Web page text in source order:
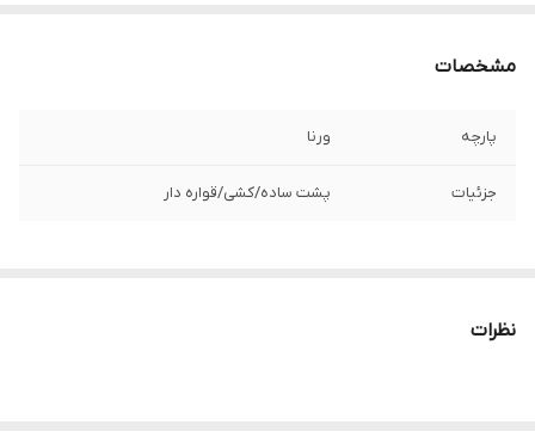
مشخصات
پارچه ورنا
جزئیات پشت ساده/کشی/قواره دار
نظرات